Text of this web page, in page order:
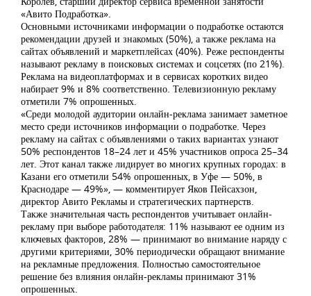
«Авито Подработка».
Основными источниками информации о подработке остаются
рекомендации друзей и знакомых (50%), а также реклама на
сайтах объявлений и маркетплейсах (40%). Реже респонденты
называют рекламу в поисковых системах и соцсетях (по 21%).
Реклама на видеоплатформах и в сервисах коротких видео
набирает 9% и 8% соответственно. Телевизионную рекламу
отметили 7% опрошенных.
«Среди молодой аудитории онлайн-реклама занимает заметное
место среди источников информации о подработке. Через
рекламу на сайтах с объявлениями о таких вариантах узнают
50% респондентов 18–24 лет и 45% участников опроса 25–34
лет. Этот канал также лидирует во многих крупных городах: в
Казани его отметили 54% опрошенных, в Уфе — 50%, в
Краснодаре — 49%», — комментирует Яков Пейсахзон,
директор Авито Рекламы и стратегических партнерств.
Также значительная часть респондентов учитывает онлайн-
рекламу при выборе работодателя: 11% называют ее одним из
ключевых факторов, 28% — принимают во внимание наряду с
другими критериями, 30% периодически обращают внимание
на рекламные предложения. Полностью самостоятельное
решение без влияния онлайн-рекламы принимают 31%
опрошенных.